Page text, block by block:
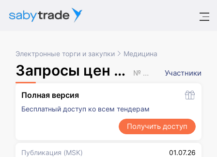
Электронные торги и закупки Медицина
Запросы цен товаров, работ, услуг № XXXXXXX Участники
Полная версия
Бесплатный доступ ко всем тендерам
Получить доступ
Публикация (MSK)
01.07.26